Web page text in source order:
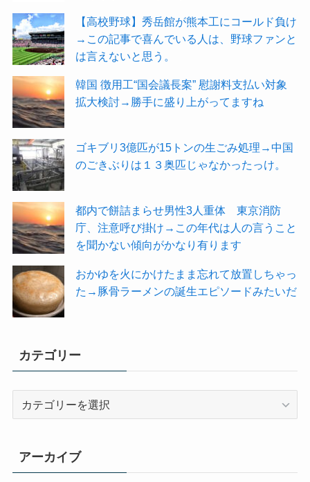
【高校野球】秀岳館が熊本工にコールド負け
→この記事で喜んでいる人は、野球ファンと
は言えないと思う。
韓国 徴用工“国会議長案” 慰謝料支払い対象
拡大検討→勝手に盛り上がってますね
ゴキブリ3億匹が15トンの生ごみ処理→中国
のごきぶりは１３奥匹じゃなかったっけ。
都内で餅詰まらせ男性3人重体 東京消防
庁、注意呼び掛け→この年代は人の言うこと
を聞かない傾向がかなり有ります
おかゆを火にかけたまま忘れて放置しちゃっ
た→豚骨ラーメンの誕生エピソードみたいだ
カテゴリー
ー
アーカイブ